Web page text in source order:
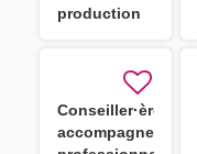
production
Conseiller·ère
accompagnement